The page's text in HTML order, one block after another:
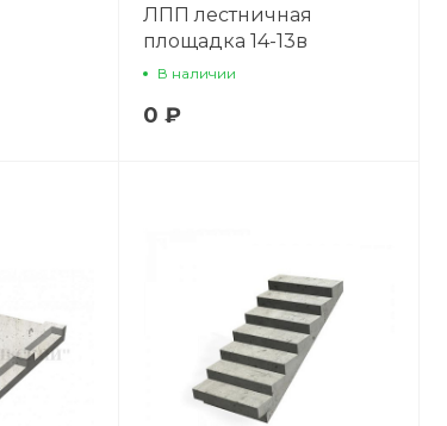
ЛПП лестничная
площадка 14-13в
В наличии
0 ₽